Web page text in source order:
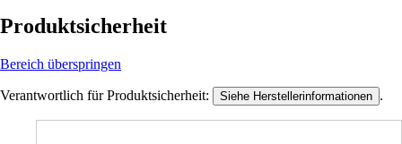
Produktsicherheit
Bereich überspringen
Verantwortlich für Produktsicherheit: Siehe Herstellerinformationen .